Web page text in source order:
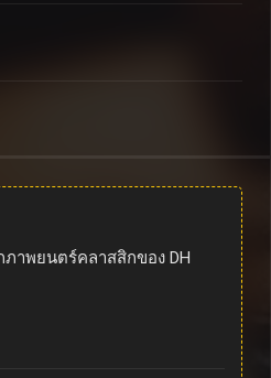
าพยนตร์คลาสสิกของ DH